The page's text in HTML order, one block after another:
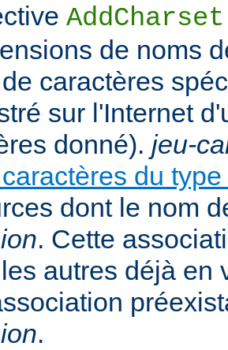
AddCharset
de noms
caractères
sur l'Internet
donné). jeu-
du
dont le nom
. Cette
autres déjà en
.